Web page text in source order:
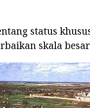
status
skala